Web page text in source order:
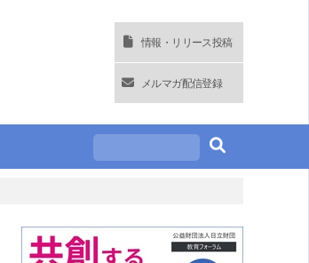
情報・リリース投稿
メルマガ配信登録